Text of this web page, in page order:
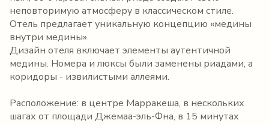
неповторимую атмосферу в классическом стиле.
Отель предлагает уникальную концепцию «медины
внутри медины».
Дизайн отеля включает элементы аутентичной
медины. Номера и люксы были заменены риадами, а
коридоры - извилистыми аллеями.
Расположение: в центре Марракеша, в нескольких
шагах от площади Джемаа-эль-Фна, в 15 минутах